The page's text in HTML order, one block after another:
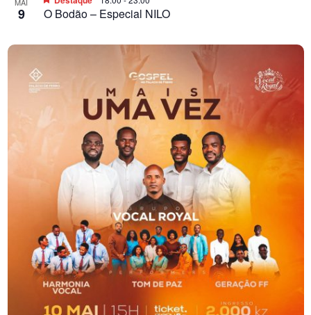
9 O Bodão – Especial NILO